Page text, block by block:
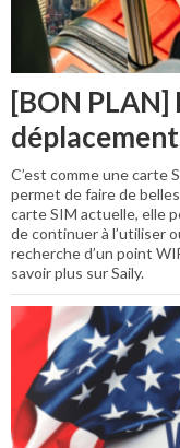
[BON
C’est comme une carte
permet de faire de
carte SIM actuelle, elle
de continuer à l’utiliser
recherche d’un point
savoir plus sur Saily.